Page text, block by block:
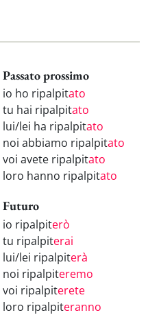
Passato prossimo
io ho ripalpitato
tu hai ripalpitato
lui/lei ha ripalpitato
noi abbiamo ripalpitato
voi avete ripalpitato
loro hanno ripalpitato
Futuro
io ripalpiterò
tu ripalpiterai
lui/lei ripalpiterà
noi ripalpiteremo
voi ripalpiterete
loro ripalpiteranno